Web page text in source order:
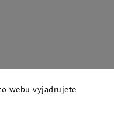
webu vyjadrujete